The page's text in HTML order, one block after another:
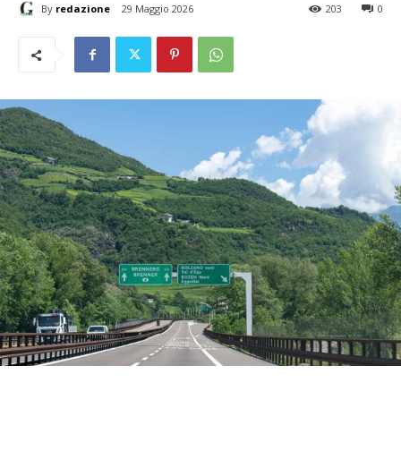
By redazione 29 Maggio 2026 0
203